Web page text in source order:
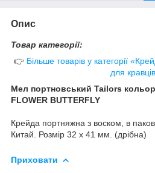
Опис
Товар категорії:
👉 Більше товарів у категорії
для
Мел портновський Tailors
FLOWER BUTTERFLY
Крейда портняжна з воском, в
Китай. Розмір 32 х 41 мм. (дрібна)
Приховати